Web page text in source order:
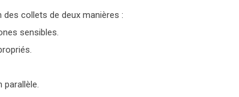
des collets de deux manières :
sensibles.